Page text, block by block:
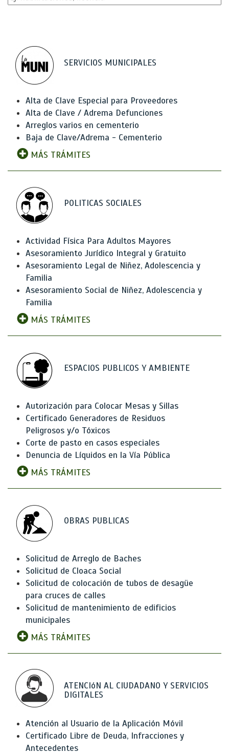
SERVICIOS MUNICIPALES
Alta de Clave Especial para Proveedores
Alta de Clave / Adrema Defunciones
Arreglos varios en cementerio
Baja de Clave/Adrema - Cementerio
MÁS TRÁMITES
POLITICAS SOCIALES
Actividad Física Para Adultos Mayores
Asesoramiento Jurídico Integral y Gratuito
Asesoramiento Legal de Niñez, Adolescencia y
Familia
Asesoramiento Social de Niñez, Adolescencia y
Familia
MÁS TRÁMITES
ESPACIOS PUBLICOS Y AMBIENTE
Autorización para Colocar Mesas y Sillas
Certificado Generadores de Residuos
Peligrosos y/o Tóxicos
Corte de pasto en casos especiales
Denuncia de Líquidos en la Vía Pública
MÁS TRÁMITES
OBRAS PUBLICAS
Solicitud de Arreglo de Baches
Solicitud de Cloaca Social
Solicitud de colocación de tubos de desagüe
para cruces de calles
Solicitud de mantenimiento de edificios
municipales
MÁS TRÁMITES
ATENCIóN AL CIUDADANO Y SERVICIOS
DIGITALES
Atención al Usuario de la Aplicación Móvil
Certificado Libre de Deuda, Infracciones y
Antecedentes